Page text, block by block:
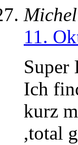
11.
Super
Ich
kurz
,total